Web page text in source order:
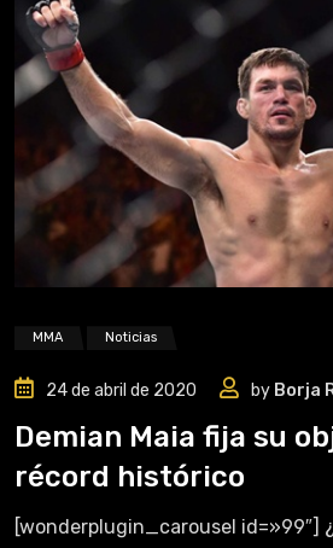
MMA Noticias
24 de abril de 2020 by Borja
Demian Maia fija su
récord histórico
[wonderplugin_carousel id=»99″]